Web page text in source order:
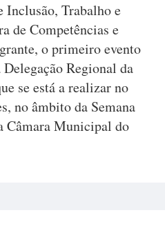
Inclusão, Trabalho e
de Competências e
o primeiro evento
Regional da
se está a realizar no
no âmbito da Semana
Câmara Municipal do